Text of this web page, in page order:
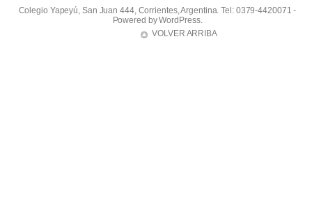
Colegio Yapeyú, San Juan 444, Corrientes, Argentina. Tel: 0379-4420071 -
Powered byWordPress.
VOLVER ARRIBA